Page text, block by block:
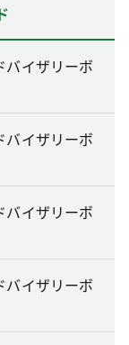
バイザリーボ
バイザリーボ
バイザリーボ
バイザリーボ